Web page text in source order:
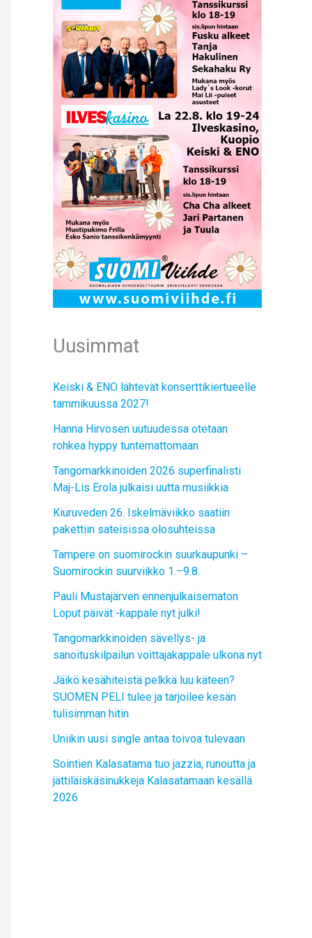
Uusimmat
Keiski & ENO lähtevät konserttikiertueelle
tammikuussa 2027!
Hanna Hirvosen uutuudessa otetaan
rohkea hyppy tuntemattomaan
Tangomarkkinoiden 2026 superfinalisti
Maj-Lis Erola julkaisi uutta musiikkia
Kiuruveden 26. Iskelmäviikko saatiin
pakettiin sateisissa olosuhteissa
Tampere on suomirockin suurkaupunki –
Suomirockin suurviikko 1.–9.8.
Pauli Mustajärven ennenjulkaisematon
Loput päivät -kappale nyt julki!
Tangomarkkinoiden sävellys- ja
sanoituskilpailun voittajakappale ulkona nyt
Jäikö kesähiteistä pelkkä luu käteen?
SUOMEN PELI tulee ja tarjoilee kesän
tulisimman hitin
Uniikin uusi single antaa toivoa tulevaan
Sointien Kalasatama tuo jazzia, runoutta ja
jättiläiskäsinukkeja Kalasatamaan kesällä
2026